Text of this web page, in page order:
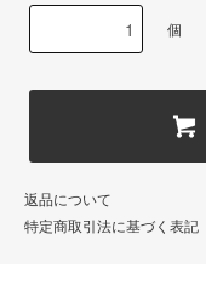
個
返品について
特定商取引法に基づく表記